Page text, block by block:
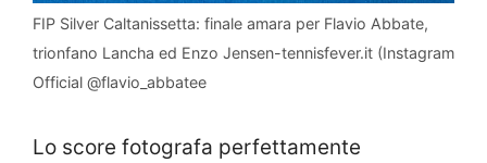
FIP Silver Caltanissetta: finale amara per Flavio Abbate,
trionfano Lancha ed Enzo Jensen-tennisfever.it (Instagram
Official @flavio_abbatee
Lo score fotografa perfettamente